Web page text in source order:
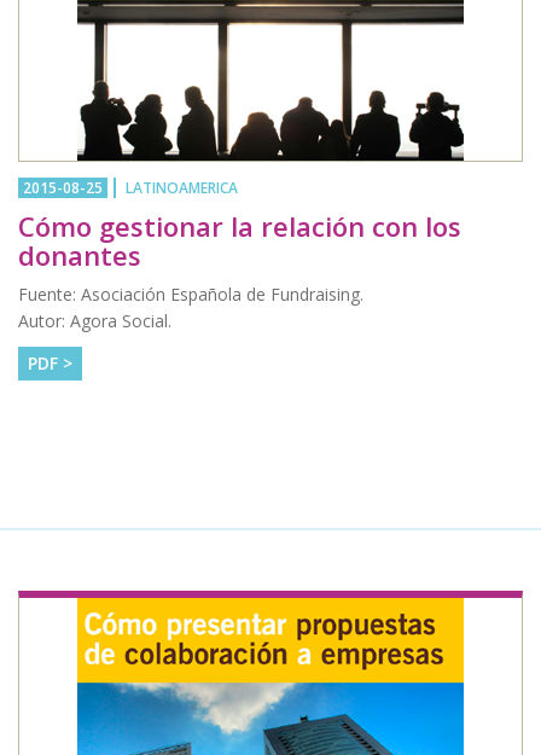
2015-08-25 LATINOAMERICA
Cómo gestionar la relación con los
donantes
Fuente: Asociación Española de Fundraising.
Autor: Agora Social.
PDF >